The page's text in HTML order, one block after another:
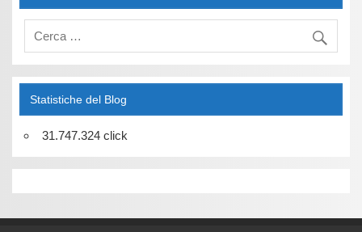
Statistiche del Blog
31.747.324 click